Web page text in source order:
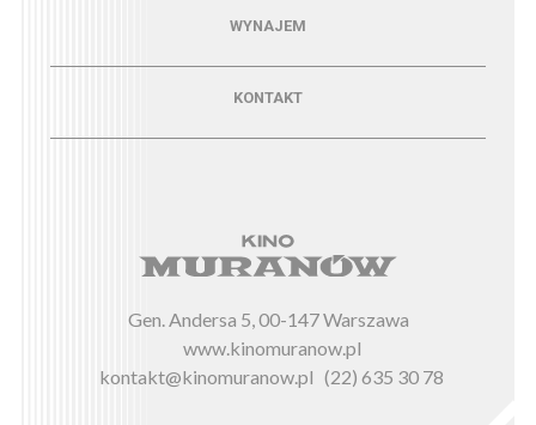
Menu - wynajemWYNAJEM
KONTAKT
Gen. Andersa 5, 00-147 Warszawa
www.kinomuranow.pl
kontakt@kinomuranow.pl (22) 635 30 78